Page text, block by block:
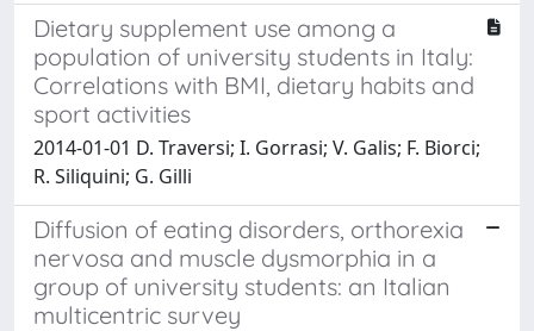
Dietary supplement use among a
population of university students in Italy:
Correlations with BMI, dietary habits and
sport activities
2014-01-01 D. Traversi; I. Gorrasi; V. Galis; F. Biorci;
R. Siliquini; G. Gilli
Diffusion of eating disorders, orthorexia
nervosa and muscle dysmorphia in a
group of university students: an Italian
multicentric survey